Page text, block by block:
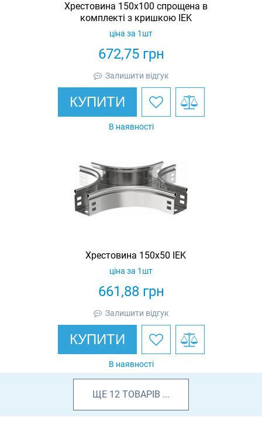
Хрестовина 150х100 спрощена в
комплекті з кришкою IEK
672,75грн
ціна за 1шт
Залишити відгук
КУПИТИ
В наявності
Хрестовина 150х50 IEK
661,88грн
ціна за 1шт
Залишити відгук
КУПИТИ
В наявності
ЩЕ 12 ТОВАРІВ ...